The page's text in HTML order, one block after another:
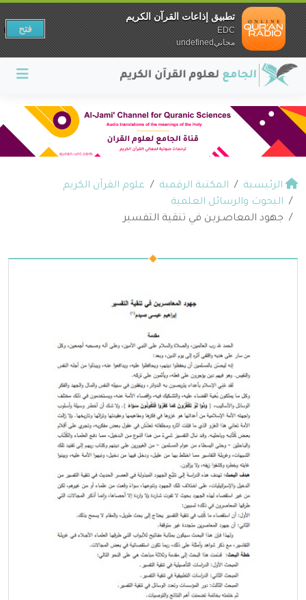
الرئيسية المكتبة الرقمية
علوم القرآن الكريم
البحوث والرسائل العلمية
جهود المعاصـريـن في تنقية التفسير
تطبيق إذاعات القرآن الكريم
EDC
مجانيundefined
فتح